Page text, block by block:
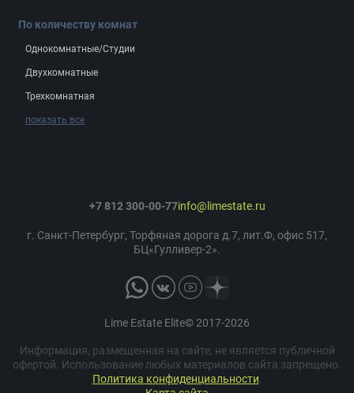
По количеству комнат
Однокомнатные/Студии
Двухкомнатные
Трехкомнатная
показать все
Lime Estate Elite© 2017-2026
Информация, размещенная на сайте, не является публичной
офертой. Использование любых материалов сайта запрещено.
Политика конфиденциальности
+7 812 300-00-77info@limestate.ru
г. Санкт-Петербург, Торфяная дорога д.7, лит.Ф, офис 517,
БЦ«Гулливер-2».